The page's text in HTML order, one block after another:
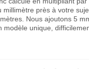
près à votre
Nous ajoutons 5
unique,